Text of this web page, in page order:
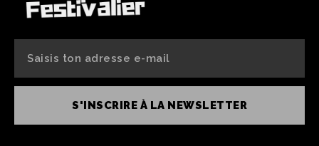
S'INSCRIRE À LA NEWSLETTER